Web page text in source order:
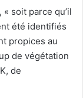
soit parce qu’il
été identifiés
propices au
de végétation
de